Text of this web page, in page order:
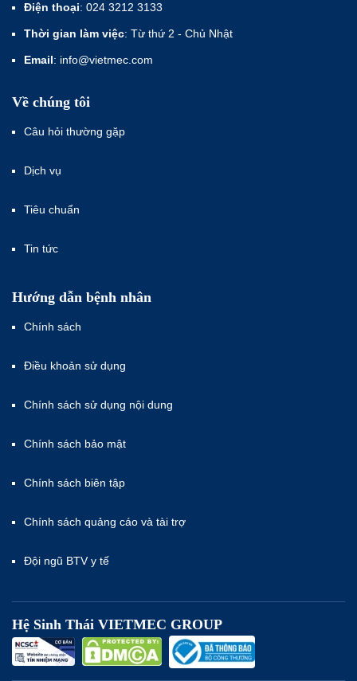
Điện thoại: 024 3212 3133
Thời gian làm việc: Từ thứ 2 - Chủ Nhật
Email: info@vietmec.com
Về chúng tôi
Câu hỏi thường gặp
Dịch vụ
Tiêu chuẩn
Tin tức
Hướng dẫn bệnh nhân
Chính sách
Điều khoản sử dụng
Chính sách sử dụng nội dung
Chính sách bảo mật
Chính sách biên tập
Chính sách quảng cáo và tài trợ
Đội ngũ BTV y tế
Hệ Sinh Thái VIETMEC GROUP